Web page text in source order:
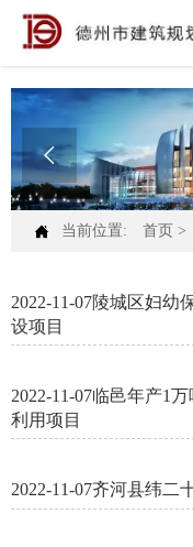

 当前位置: 首页 >
2022-11-07陵城区妇幼
设项目
2022-11-07临邑年产1
利用项目
2022-11-07齐河县纬二